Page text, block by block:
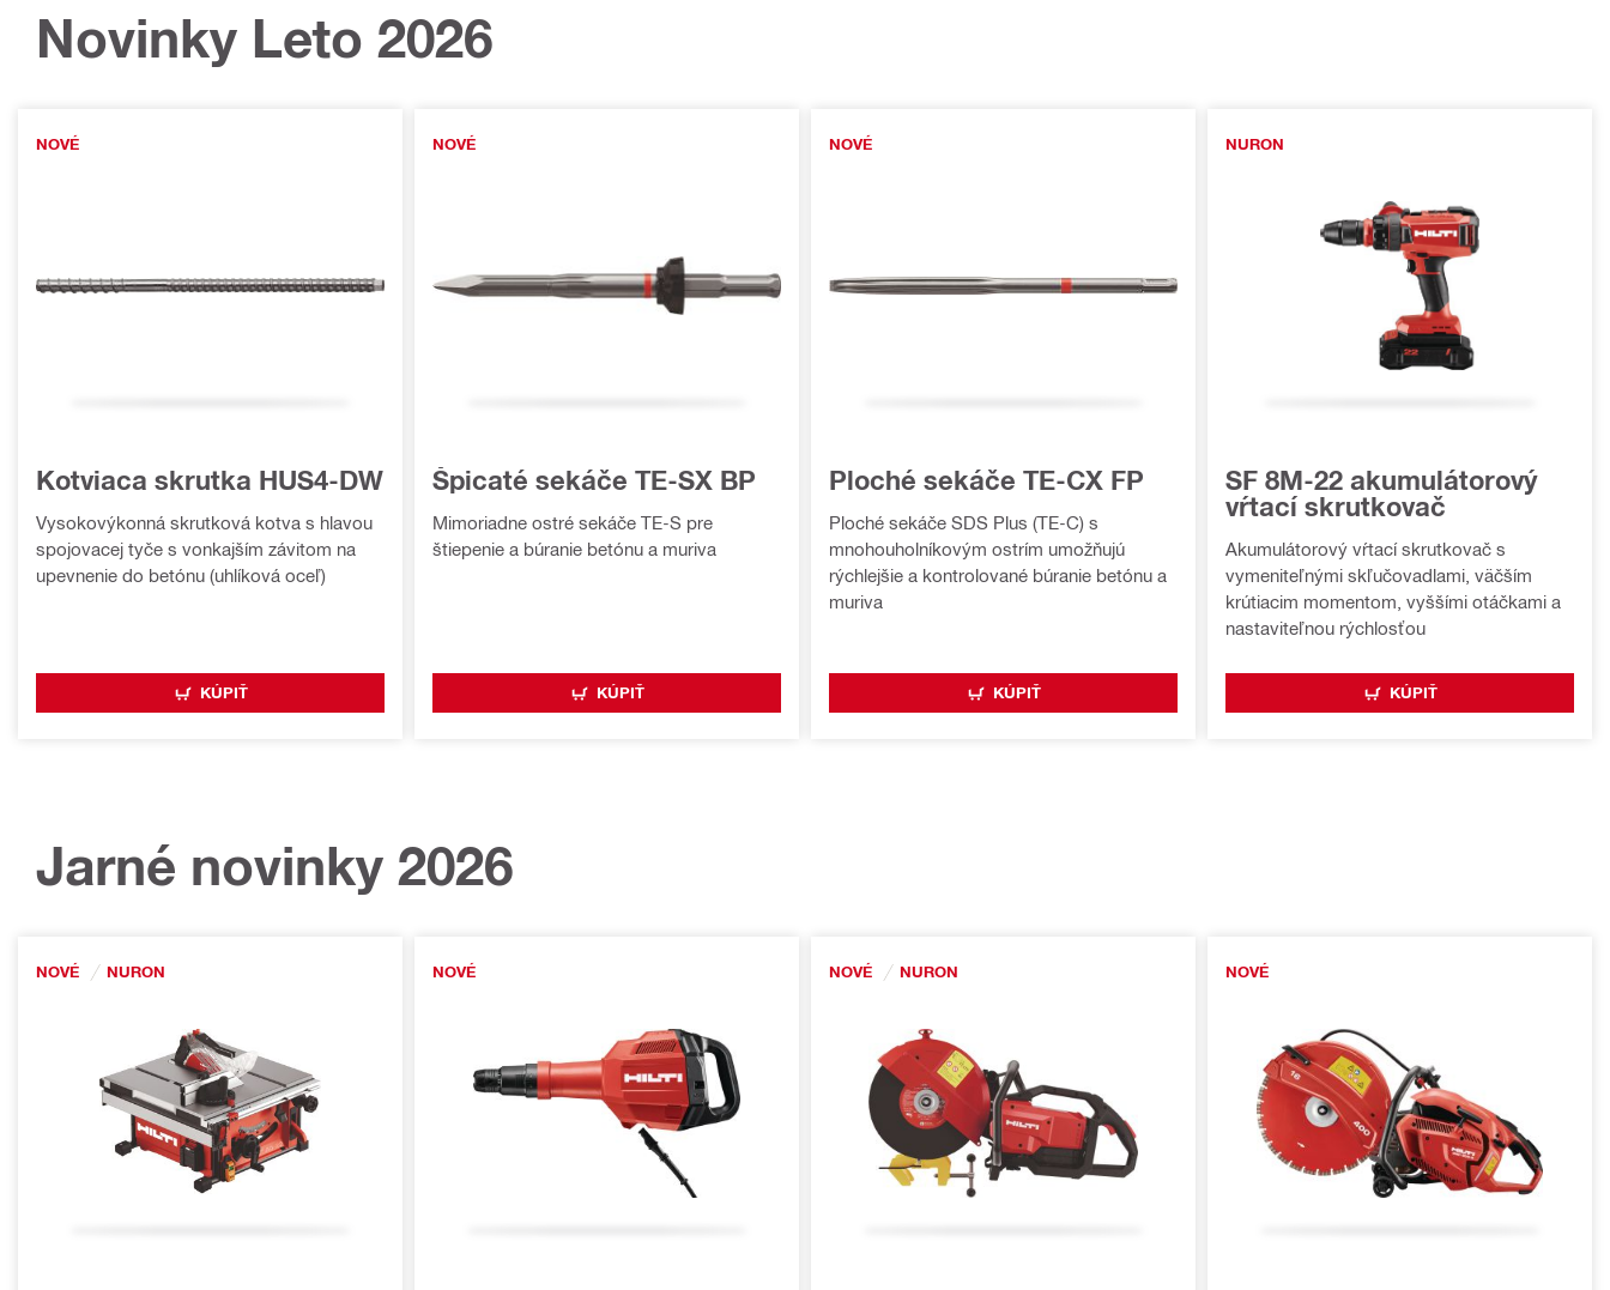
Novinky Leto 2026
NOVÉ
Kotviaca skrutka HUS4-DW
Vysokovýkonná skrutková kotva s hlavou
spojovacej tyče s vonkajším závitom na
upevnenie do betónu (uhlíková oceľ)
KÚPIŤ
NOVÉ
Špicaté sekáče TE-SX BP
Mimoriadne ostré sekáče TE-S pre
štiepenie a búranie betónu a muriva
KÚPIŤ
NOVÉ
Ploché sekáče TE-CX FP
Ploché sekáče SDS Plus (TE-C) s
mnohouholníkovým ostrím umožňujú
rýchlejšie a kontrolované búranie betónu a
muriva
KÚPIŤ
NURON
SF 8M-22 akumulátorový
vŕtací skrutkovač
Akumulátorový vŕtací skrutkovač s
vymeniteľnými skľučovadlami, väčším
krútiacim momentom, vyššími otáčkami a
nastaviteľnou rýchlosťou
KÚPIŤ
Jarné novinky 2026
NOVÉ NURON NOVÉ NOVÉ NURON NOVÉ